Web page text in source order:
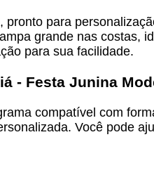
pronto para
grande nas costas,
para sua facilidade.
- Festa Junina
compatível com
Você pode